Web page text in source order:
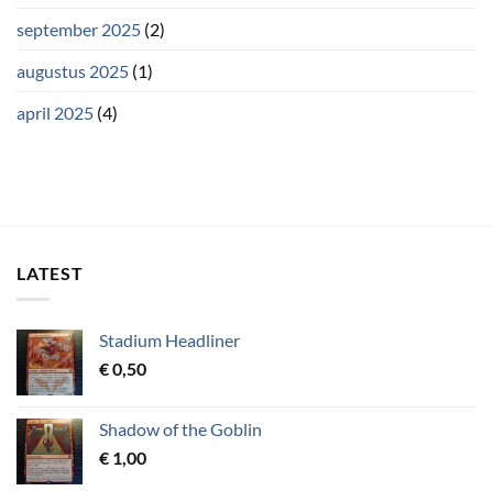
september 2025 (2)
augustus 2025 (1)
april 2025 (4)
LATEST
Stadium Headliner
€0,50
Shadow of the Goblin
€ 1,00